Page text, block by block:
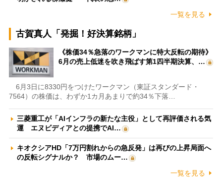
一覧を見る
古賀真人「発掘！好決算銘柄」
《株価34％急落のワークマンに特大反転の期待》
6月の売上低迷を吹き飛ばす第1四半期決算、…
6月3日に8330円をつけたワークマン（東証スタンダード・
7564）の株価は、わずか1カ月あまりで約34％下落…
三菱重工が「AIインフラの新たな主役」として再評価される気
運 エヌビディアとの提携でAI…
キオクシアHD「7万円割れからの急反発」は再びの上昇局面へ
の反転シグナルか？ 市場のムー…
一覧を見る